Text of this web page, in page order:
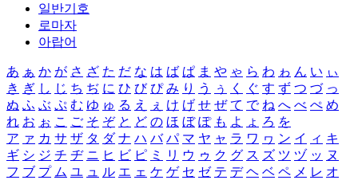
일반기호
로마자
아랍어
あ ぁ か が さ ざ た だ な は ば ぱ ま や ゃ ら わ ゎ ん い ぃ
き ぎ し じ ち ぢ に ひ び ぴ み り う ぅ く ぐ す ず つ づ っ
ぬ ふ ぶ ぷ む ゆ ゅ る え ぇ け げ せ ぜ て で ね へ べ ぺ め
れ お ぉ こ ご そ ぞ と ど の ほ ぼ ぽ も よ ょ ろ を
ア ァ カ サ ザ タ ダ ナ ハ バ パ マ ヤ ャ ラ ワ ヮ ン イ ィ キ
ギ シ ジ チ ヂ ニ ヒ ビ ピ ミ リ ウ ゥ ク グ ス ズ ツ ヅ ッ ヌ
フ ブ プ ム ユ ュ ル エ ェ ケ ゲ セ ゼ テ デ ヘ ベ ペ メ レ オ